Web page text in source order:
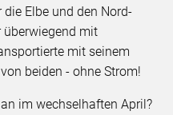
Elbe und den Nord-
überwiegend mit
mit seinem
beiden - ohne Strom!
im wechselhaften April?